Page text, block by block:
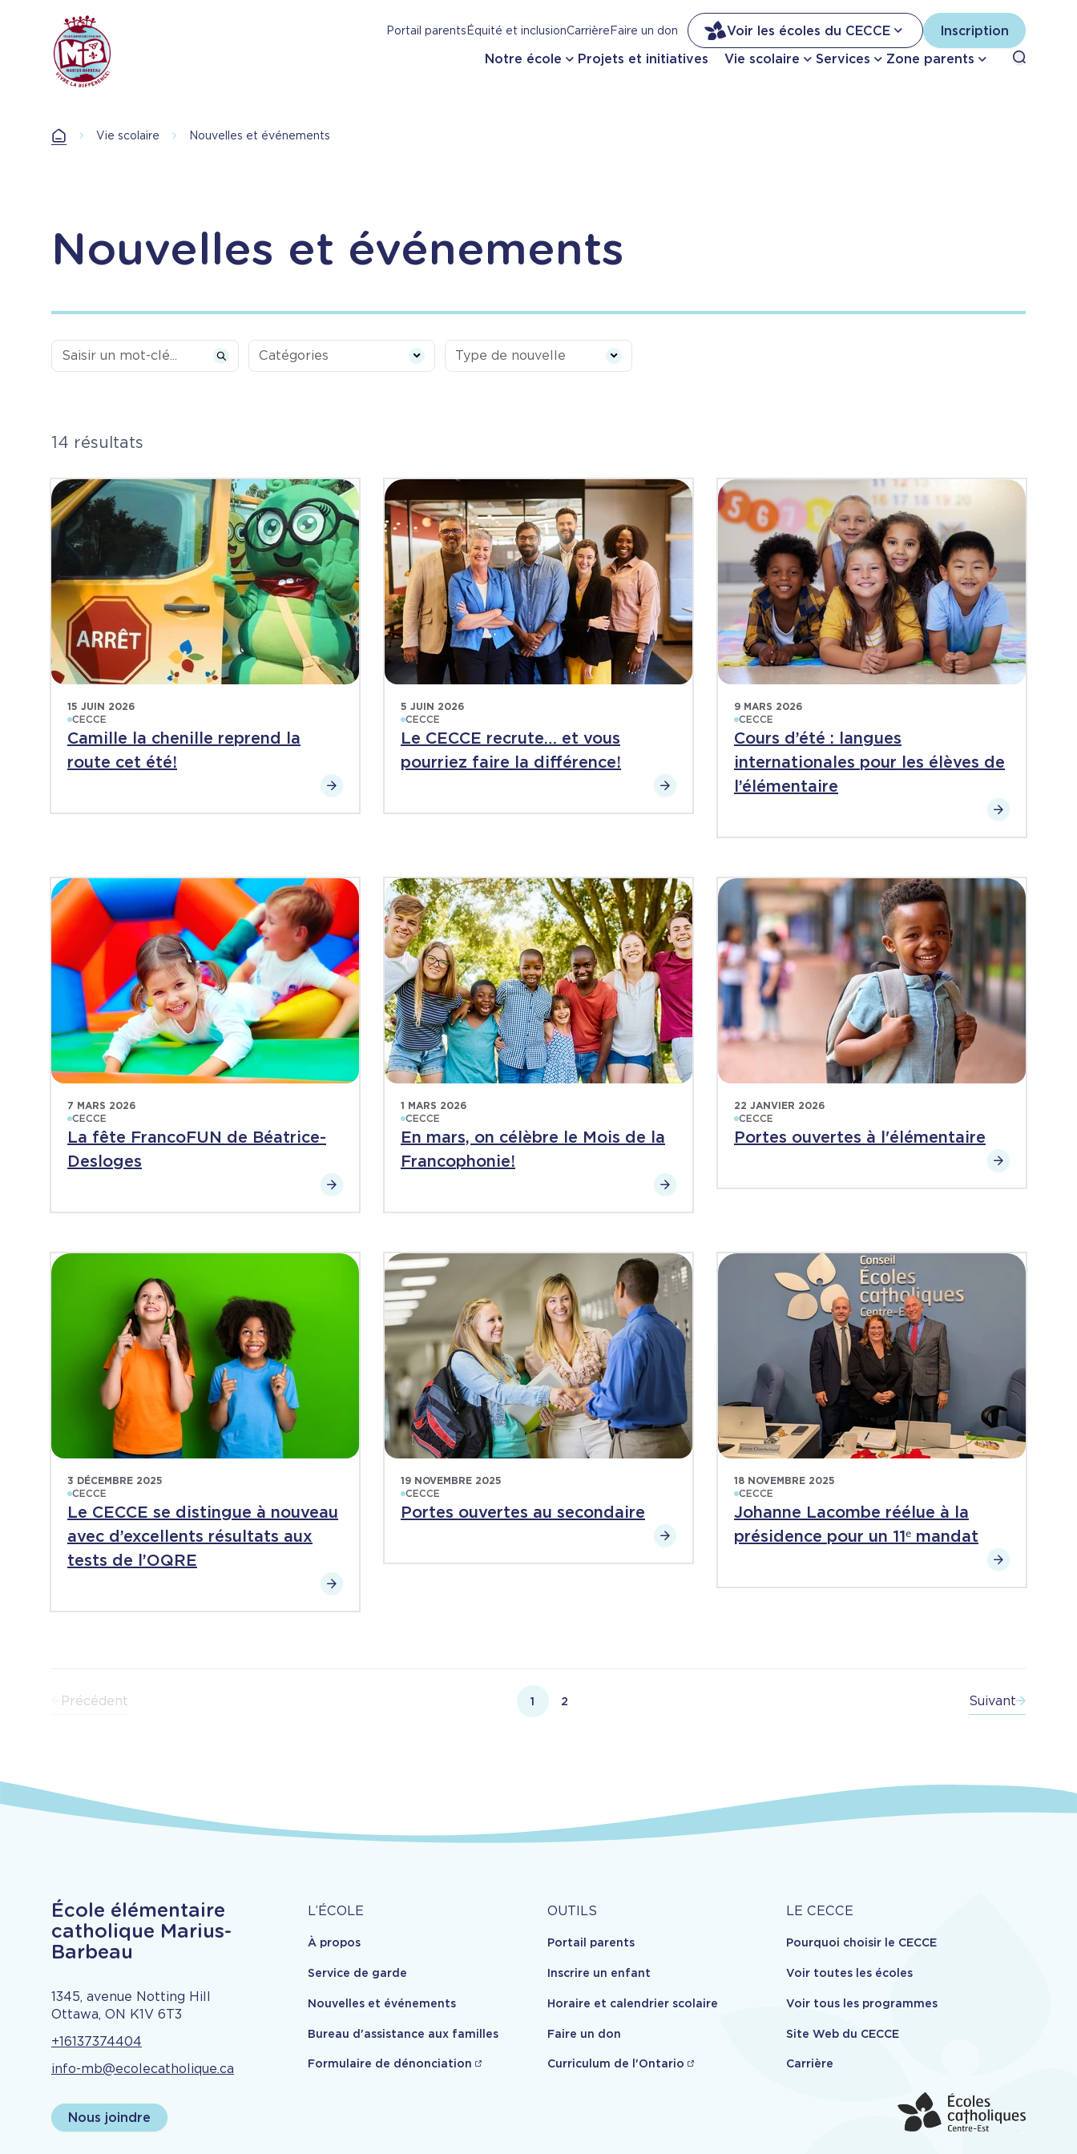
principal
Portail parentsÉquité et inclusionCarrièreFaire un don Voir les écoles du CECCE Inscription
Notre école Projets et initiatives Vie scolaire Services Zone parents Open
Accueil Vie scolaire Nouvelles et événements
Nouvelles et événements
Categories
Catégories
Type de nouvelle
Type de nouvelle
14 résultats
15 JUIN 2026
CECCE
Camille la chenille reprend la
route cet été!
5 JUIN 2026
CECCE
Le CECCE recrute… et vous
pourriez faire la différence!
9 MARS 2026
CECCE
Cours d’été : langues
internationales pour les élèves de
l’élémentaire
7 MARS 2026
CECCE
La fête FrancoFUN de Béatrice-
Desloges
1 MARS 2026
CECCE
En mars, on célèbre le Mois de la
Francophonie!
22 JANVIER 2026
CECCE
Portes ouvertes à l'élémentaire
3 DÉCEMBRE 2025
CECCE
Le CECCE se distingue à nouveau
avec d’excellents résultats aux
tests de l’OQRE
19 NOVEMBRE 2025
CECCE
Portes ouvertes au secondaire
18 NOVEMBRE 2025
CECCE
Johanne Lacombe réélue à la
présidence pour un 11ᵉ mandat
Pagination
Précédent Page courante
1 Page
2 Suivant
École élémentaire
catholique Marius-
Barbeau
1345, avenue Notting Hill
Ottawa, ON K1V 6T3
+16137374404
info-mb@ecolecatholique.ca
Nous joindre
À
propos
L’ÉCOLE
À propos
Service de garde
Nouvelles et événements
Bureau d'assistance aux familles
Formulaire de dénonciation
Outils
OUTILS
Portail parents
Inscrire un enfant
Horaire et calendrier scolaire
Faire un don
Curriculum de l'Ontario
Carrière
LE CECCE
Pourquoi choisir le CECCE
Voir toutes les écoles
Voir tous les programmes
Site Web du CECCE
Carrière